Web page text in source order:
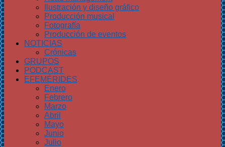
Ilustración y diseño gráfico
Producción musical
Fotografía
Producción de eventos
NOTICIAS
Crónicas
GRUPOS
PODCAST
EFEMÉRIDES
Enero
Febrero
Marzo
Abril
Mayo
Junio
Julio